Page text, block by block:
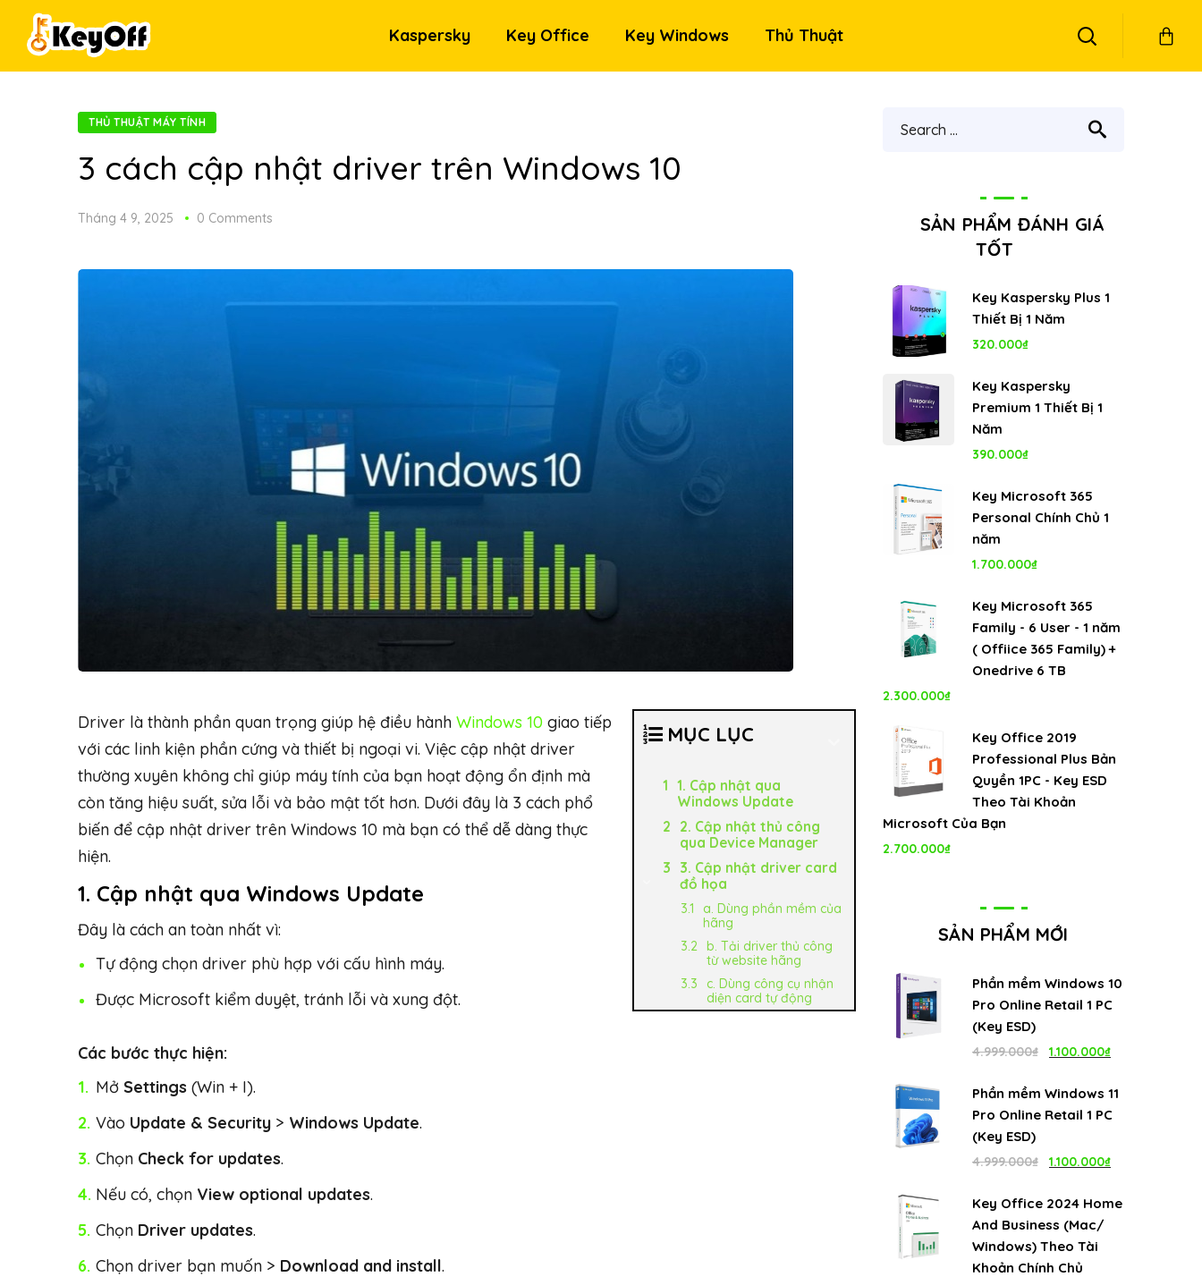
Kaspersky Key Office Key Windows Thủ Thuật
THỦ THUẬT MÁY TÍNH
3 cách cập nhật driver trên Windows 10
Tháng 4 9, 2025 0 Comments
MỤC LỤC
1. Cập nhật qua
Windows Update
2. Cập nhật thủ công
qua Device Manager
3. Cập nhật driver card
đồ họa
a. Dùng phần mềm của
hãng
b. Tải driver thủ công
từ website hãng
c. Dùng công cụ nhận
diện card tự động
Driver là thành phần quan trọng giúp hệ điều hành Windows 10 giao tiếp
với các linh kiện phần cứng và thiết bị ngoại vi. Việc cập nhật driver
thường xuyên không chỉ giúp máy tính của bạn hoạt động ổn định mà
còn tăng hiệu suất, sửa lỗi và bảo mật tốt hơn. Dưới đây là 3 cách phổ
biến để cập nhật driver trên Windows 10 mà bạn có thể dễ dàng thực
hiện.
1. Cập nhật qua Windows Update
Đây là cách an toàn nhất vì:
Tự động chọn driver phù hợp với cấu hình máy.
Được Microsoft kiểm duyệt, tránh lỗi và xung đột.
Các bước thực hiện:
Mở Settings (Win + I).
Vào Update & Security > Windows Update.
Chọn Check for updates.
Nếu có, chọn View optional updates.
Chọn Driver updates.
Chọn driver bạn muốn > Download and install.
SẢN PHẨM ĐÁNH GIÁ
TỐT
Key Kaspersky Plus 1
Thiết Bị 1 Năm
320.000₫
Key Kaspersky
Premium 1 Thiết Bị 1
Năm
390.000₫
Key Microsoft 365
Personal Chính Chủ 1
năm
1.700.000₫
Key Microsoft 365
Family - 6 User - 1 năm
( Offiice 365 Family) +
Onedrive 6 TB
2.300.000₫
Key Office 2019
Professional Plus Bản
Quyền 1PC - Key ESD
Theo Tài Khoản
Microsoft Của Bạn
2.700.000₫
SẢN PHẨM MỚI
Phần mềm Windows 10
Pro Online Retail 1 PC
(Key ESD)
4.999.000₫
Giá
là:
1.100.000₫
tại
Phần mềm Windows 11
Pro Online Retail 1 PC
(Key ESD)
4.999.000₫
Giá
là:
4.999.000₫.
1.100.000₫
tại
Key Office 2024 Home
And Business (Mac/
Windows) Theo Tài
Khoản Chính Chủ